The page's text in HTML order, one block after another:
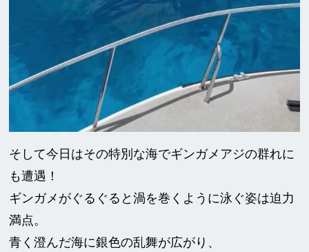
そして今日はその特別な海でギンガメアジの群れに
も遭遇！
ギンガメがぐるぐると渦を巻くように泳ぐ姿は迫力
満点。
青く澄んだ海に銀色の乱舞が広がり、